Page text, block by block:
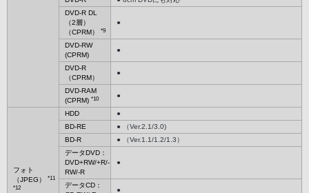
DVD-R DL
（2層）
（CPRM）
*9
●
DVD-RW
(CPRM)
●
DVD-R
（CPRM）
●
DVD-RAM
(CPRM) *10 ●
フォト
（JPEG）
*11
*12
HDD
●
BD-RE
● （Ver.2.1/3.0)
BD-R
● （Ver.1.1/1.2/1.3）
データDVD：
DVD+RW/+R/-
RW/-R
●
データCD：
●